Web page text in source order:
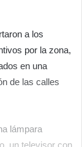
a los
por la zona,
en una
de las calles
lámpara